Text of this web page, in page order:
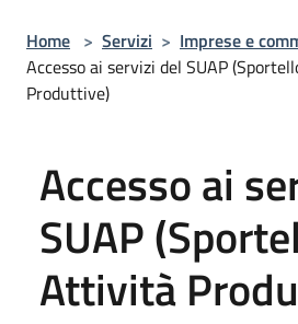
Home > Servizi > Imprese e
Accesso ai servizi del SUAP
Produttive)
Accesso ai
SUAP
Attività